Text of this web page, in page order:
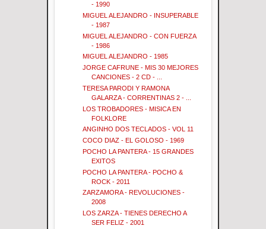
- 1990
MIGUEL ALEJANDRO - INSUPERABLE
- 1987
MIGUEL ALEJANDRO - CON FUERZA
- 1986
MIGUEL ALEJANDRO - 1985
JORGE CAFRUNE - MIS 30 MEJORES
CANCIONES - 2 CD - ...
TERESA PARODI Y RAMONA
GALARZA - CORRENTINAS 2 - ...
LOS TROBADORES - MISICA EN
FOLKLORE
ANGINHO DOS TECLADOS - VOL 11
COCO DIAZ - EL GOLOSO - 1969
POCHO LA PANTERA - 15 GRANDES
EXITOS
POCHO LA PANTERA - POCHO &
ROCK - 2011
ZARZAMORA - REVOLUCIONES -
2008
LOS ZARZA - TIENES DERECHO A
SER FELIZ - 2001